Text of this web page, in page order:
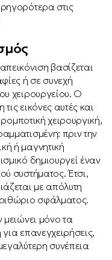
στις
βασίζεται
ή σε συνεχή
χειρουργείου. Ο
εικόνες αυτές και
χειρουργική,
πριν την
ή μαγνητική
δημιουργεί έναν
συστήματος. Έτσι,
με απόλυτη
σφάλματος.
μειώνει μόνο τα
επανεγχειρήσεις,
συνέπεια